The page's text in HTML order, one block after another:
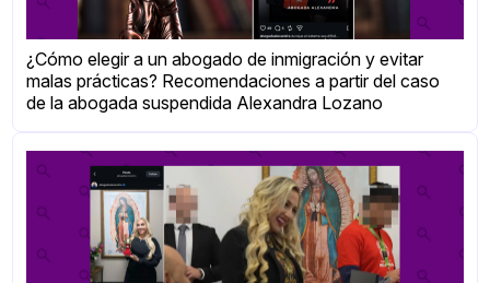
¿Cómo elegir a un abogado de inmigración y evitar
malas prácticas? Recomendaciones a partir del caso
de la abogada suspendida Alexandra Lozano